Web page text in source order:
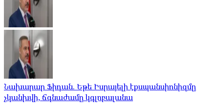
Նախարար Ֆիդան. Եթե Իսրայելի էքսպանսիոնիզմը
չկանխվի, ճգնաժամը կգլոբալանա